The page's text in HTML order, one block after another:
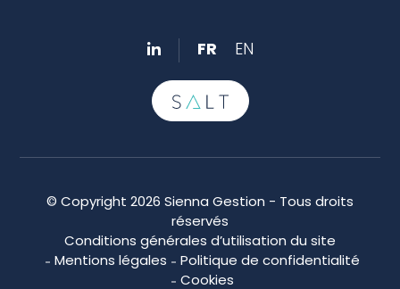
FR EN
© Copyright 2026 Sienna Gestion - Tous droits
réservés
Conditions générales d’utilisation du site
Mentions légales
Politique de confidentialité
Cookies